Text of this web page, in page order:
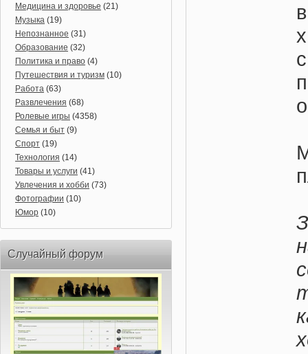
Медицина и здоровье (21)
Музыка (19)
Непознанное (31)
Образование (32)
Политика и право (4)
Путешествия и туризм (10)
Работа (63)
Развлечения (68)
Ролевые игры (4358)
Семья и быт (9)
Спорт (19)
Технология (14)
Товары и услуги (41)
Увлечения и хобби (73)
Фотографии (10)
Юмор (10)
Случайный форум